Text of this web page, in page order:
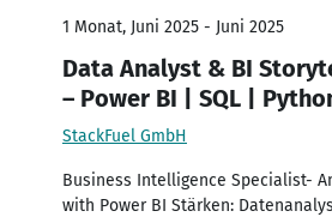
1 Monat, Juni 2025 - Juni 2025
Data Analyst & BI
– Power BI | SQL |
StackFuel GmbH
Business Intelligence Specialist-
with Power BI Stärken: